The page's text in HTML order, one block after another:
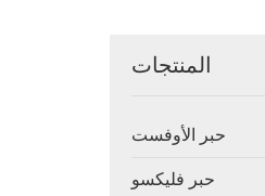
المنتجات
حبر الأوفست
حبر فليكسو